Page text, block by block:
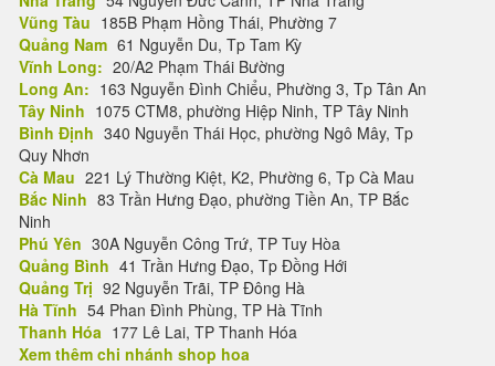
Vũng Tàu 185B Phạm Hồng Thái, Phường 7
Quảng Nam 61 Nguyễn Du, Tp Tam Kỳ
Vĩnh Long: 20/A2 Phạm Thái Bường
Long An: 163 Nguyễn Đình Chiểu, Phường 3, Tp Tân An
Tây Ninh 1075 CTM8, phường Hiệp Ninh, TP Tây Ninh
Bình Định 340 Nguyễn Thái Học, phường Ngô Mây, Tp
Quy Nhơn
Cà Mau 221 Lý Thường Kiệt, K2, Phường 6, Tp Cà Mau
Bắc Ninh 83 Trần Hưng Đạo, phường Tiền An, TP Bắc
Ninh
Phú Yên 30A Nguyễn Công Trứ, TP Tuy Hòa
Quảng Bình 41 Trần Hưng Đạo, Tp Đồng Hới
Quảng Trị 92 Nguyễn Trãi, TP Đông Hà
Hà Tĩnh 54 Phan Đình Phùng, TP Hà Tĩnh
Thanh Hóa 177 Lê Lai, TP Thanh Hóa
Xem thêm chi nhánh shop hoa